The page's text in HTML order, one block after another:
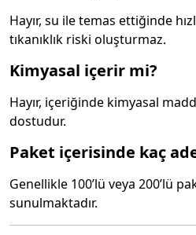
Hayır, su ile temas ettiğinde
tıkanıklık riski oluşturmaz.
Kimyasal içerir mi?
Hayır, içeriğinde kimyasal
dostudur.
Paket içerisinde kaç
Genellikle 100’lü veya 200’lü
sunulmaktadır.